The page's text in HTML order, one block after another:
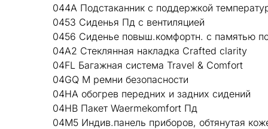
044A Подстаканник с поддержкой
0453 Сиденья Пд с вентиляцией
0456 Сиденье повыш.комфортн. с памятью
04A2 Стеклянная накладка Crafted clarity
04FL Багажная система Travel & Comfort
04GQ M ремни безопасности
04HA обогрев передних и задних сидений
04HB Пакет Waermekomfort Пд
04M5 Индив.панель приборов, обтянутая